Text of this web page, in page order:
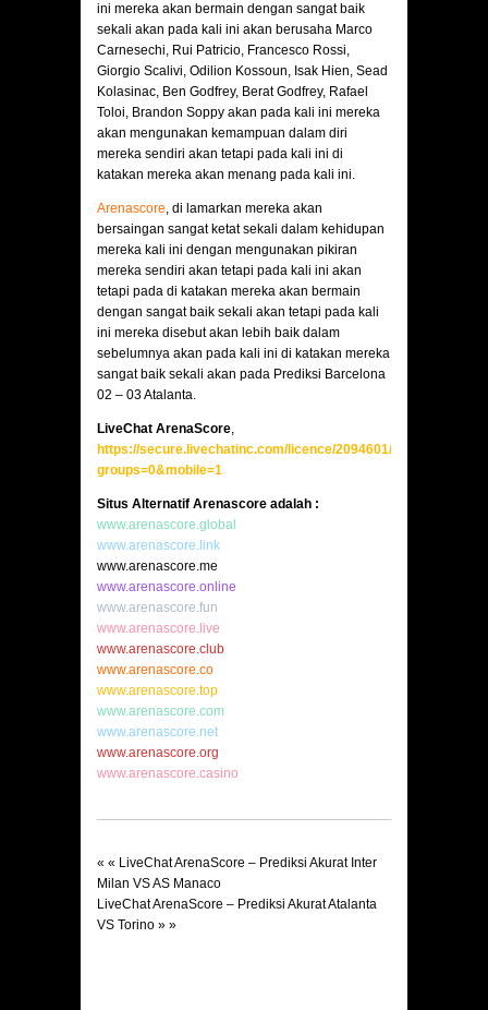
ini mereka akan bermain dengan sangat baik
sekali akan pada kali ini akan berusaha Marco
Carnesechi, Rui Patricio, Francesco Rossi,
Giorgio Scalivi, Odilion Kossoun, Isak Hien, Sead
Kolasinac, Ben Godfrey, Berat Godfrey, Rafael
Toloi, Brandon Soppy akan pada kali ini mereka
akan mengunakan kemampuan dalam diri
mereka sendiri akan tetapi pada kali ini di
katakan mereka akan menang pada kali ini.
Arenascore, di lamarkan mereka akan
bersaingan sangat ketat sekali dalam kehidupan
mereka kali ini dengan mengunakan pikiran
mereka sendiri akan tetapi pada kali ini akan
tetapi pada di katakan mereka akan bermain
dengan sangat baik sekali akan tetapi pada kali
ini mereka disebut akan lebih baik dalam
sebelumnya akan pada kali ini di katakan mereka
sangat baik sekali akan pada Prediksi Barcelona
02 – 03 Atalanta.
LiveChat ArenaScore,
https://secure.livechatinc.com/licence/2094601/v2/
groups=0&mobile=1
Situs Alternatif Arenascore adalah :
www.arenascore.global
www.arenascore.link
www.arenascore.me
www.arenascore.online
www.arenascore.fun
www.arenascore.live
www.arenascore.club
www.arenascore.co
www.arenascore.top
www.arenascore.com
www.arenascore.net
www.arenascore.org
www.arenascore.casino
« « LiveChat ArenaScore – Prediksi Akurat Inter
Milan VS AS Manaco
LiveChat ArenaScore – Prediksi Akurat Atalanta
VS Torino » »